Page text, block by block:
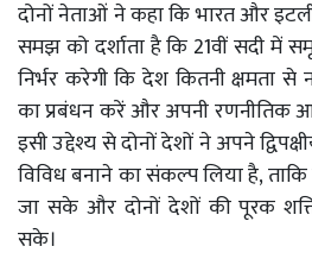
दोनों नेताओं ने कहा कि भारत और
समझ को दर्शाता है कि 21वीं सदी में
निर्भर करेगी कि देश कितनी क्षमता से
का प्रबंधन करें और अपनी रणनीतिक
इसी उद्देश्य से दोनों देशों ने अपने
विविध बनाने का संकल्प लिया है,
जा सके और दोनों देशों की पूरक
सके।